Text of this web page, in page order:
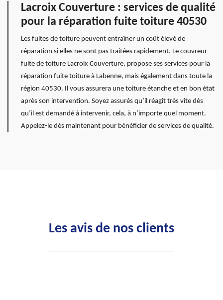
Lacroix Couverture : services de qualité
pour la réparation fuite toiture 40530
Les fuites de toiture peuvent entraîner un coût élevé de
réparation si elles ne sont pas traitées rapidement. Le couvreur
fuite de toiture Lacroix Couverture, propose ses services pour la
réparation fuite toiture à Labenne, mais également dans toute la
région 40530. Il vous assurera une toiture étanche et en bon état
après son intervention. Soyez assurés qu’il réagit très vite dès
qu’il est demandé à intervenir, cela, à n’importe quel moment.
Appelez-le dès maintenant pour bénéficier de services de qualité.
Les avis de nos clients